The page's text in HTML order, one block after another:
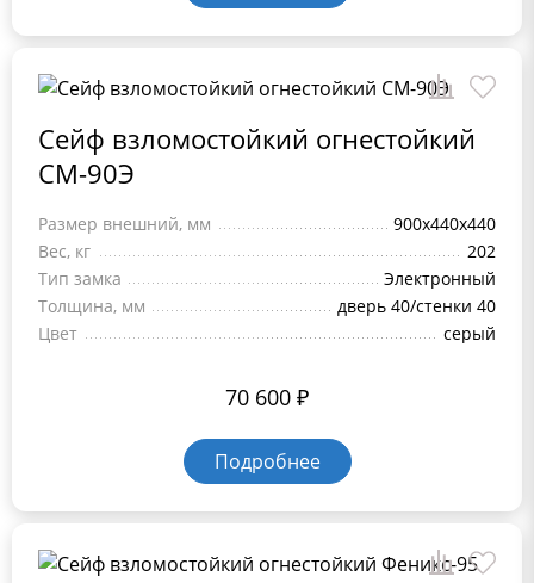
Сейф взломостойкий огнестойкий
СМ-90Э
Размер внешний, мм
900x440x440
Вес, кг
202
Тип замка
Электронный
Толщина, мм
дверь 40/стенки 40
Цвет
серый
70 600 ₽
Подробнее